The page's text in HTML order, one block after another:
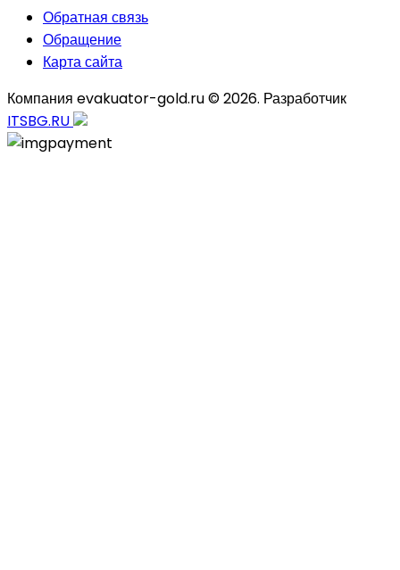
Обратная связь
Обращение
Карта сайта
Компания evakuator-gold.ru © 2026. Разработчик
ITSBG.RU